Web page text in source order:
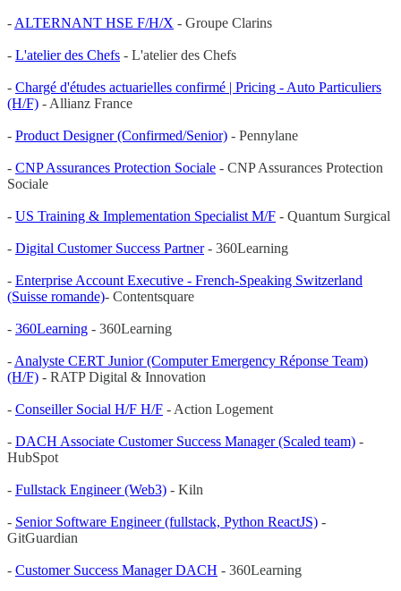
- ALTERNANT HSE F/H/X - Groupe Clarins
- L'atelier des Chefs - L'atelier des Chefs
- Chargé d'études actuarielles confirmé | Pricing - Auto Particuliers
(H/F) - Allianz France
- Product Designer (Confirmed/Senior) - Pennylane
- CNP Assurances Protection Sociale - CNP Assurances Protection
Sociale
- US Training & Implementation Specialist M/F - Quantum Surgical
- Digital Customer Success Partner- 360Learning
- Enterprise Account Executive - French-Speaking Switzerland
(Suisse romande)- Contentsquare
- 360Learning - 360Learning
- Analyste CERT Junior (Computer Emergency Réponse Team)
(H/F) - RATP Digital & Innovation
- Conseiller Social H/F H/F - Action Logement
- DACH Associate Customer Success Manager (Scaled team) -
HubSpot
- Fullstack Engineer (Web3) - Kiln
- Senior Software Engineer (fullstack, Python ReactJS) -
GitGuardian
- Customer Success Manager DACH - 360Learning